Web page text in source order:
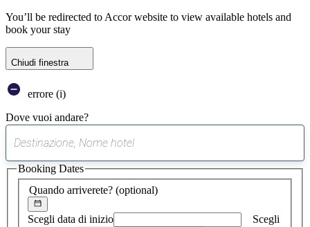
You’ll be redirected to Accor website to view available hotels and
book your stay
Chiudi finestra
errore (i)
Dove vuoi andare?
suggerimento
trovato
Quando arriverete? (optional)
Scegli data di inizio
Scegli
Booking Dates